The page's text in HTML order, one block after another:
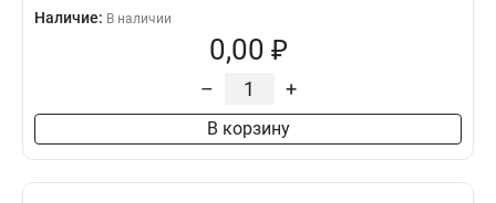
Наличие: В наличии
0,00 ₽
– +
В корзину